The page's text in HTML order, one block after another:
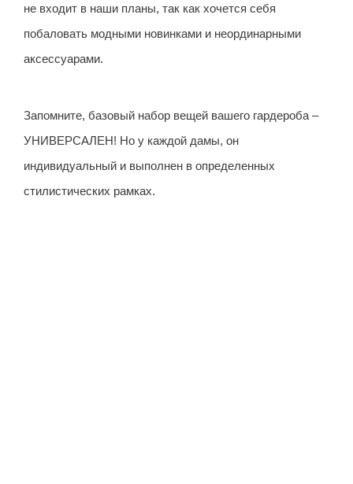
не входит в наши планы, так как хочется себя
побаловать модными новинками и неординарными
аксессуарами.
Запомните, базовый набор вещей вашего гардероба –
УНИВЕРСАЛЕН! Но у каждой дамы, он
индивидуальный и выполнен в определенных
стилистических рамках.